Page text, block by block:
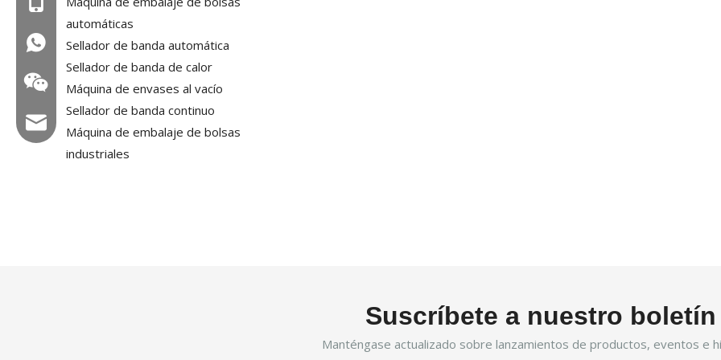
automáticas
Sellador de banda automática
Sellador de banda de calor
Máquina de envases al vacío
Sellador de banda continuo
Máquina de embalaje de bolsas
industriales
Suscríbete a nuestro boletín
Manténgase actualizado sobre lanzamientos de productos, eventos e
WA: 0086 18858715170